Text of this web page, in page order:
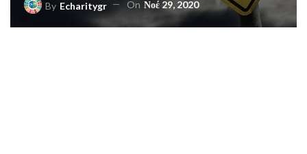
By Echaritygr On Νοέ 29, 2020